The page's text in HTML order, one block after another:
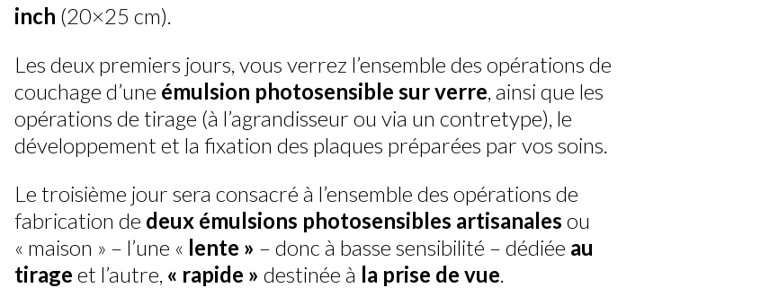
inch (20×25 cm).
Les deux premiers jours, vous verrez l’ensemble des opérations de
couchage d’une émulsion photosensible sur verre , ainsi que les
opérations de tirage (à l’agrandisseur ou via un contretype), le
développement et la fixation des plaques préparées par vos soins.
Le troisième jour sera consacré à l’ensemble des opérations de
fabrication de deux émulsions photosensibles artisanales ou
« maison » – l’une « lente » – donc à basse sensibilité – dédiée au
tirage et l’autre, « rapide » destinée à la prise de vue